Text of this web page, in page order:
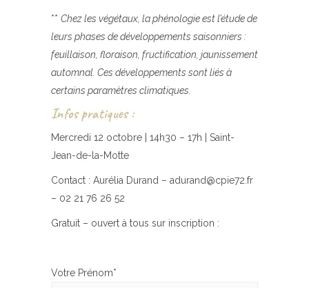
** Chez les végétaux, la phénologie est l’étude de
leurs phases de développements saisonniers :
feuillaison, floraison, fructification, jaunissement
automnal. Ces développements sont liés à
certains paramètres climatiques.
Infos pratiques :
Mercredi 12 octobre | 14h30 – 17h | Saint-
Jean-de-la-Motte
Contact : Aurélia Durand – adurand@cpie72.fr
– 02 21 76 26 52
Gratuit – ouvert à tous sur inscription :
Votre Prénom*